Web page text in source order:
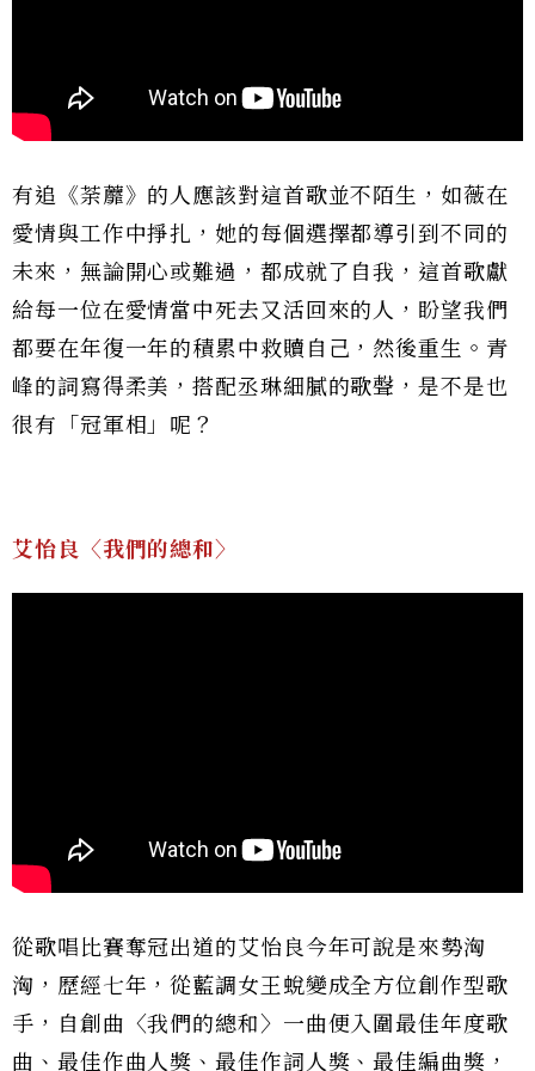
有追《荼蘼》的人應該對這首歌並不陌生，如薇在
愛情與工作中掙扎，她的每個選擇都導引到不同的
未來，無論開心或難過，都成就了自我，這首歌獻
給每一位在愛情當中死去又活回來的人，盼望我們
都要在年復一年的積累中救贖自己，然後重生。青
峰的詞寫得柔美，搭配丞琳細膩的歌聲，是不是也
很有「冠軍相」呢？
艾怡良〈我們的總和〉
從歌唱比賽奪冠出道的艾怡良今年可說是來勢洶
洶，歷經七年，從藍調女王蛻變成全方位創作型歌
手，自創曲〈我們的總和〉一曲便入圍最佳年度歌
曲、最佳作曲人獎、最佳作詞人獎、最佳編曲獎，